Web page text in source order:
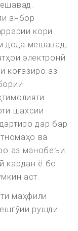
анбор
кори
дода мешавад,
электронӣ
коғазиро аз
шахсии
дар бар
ва
аз манобеъи
кардан ё бо
аст.
маҳфили
рушди